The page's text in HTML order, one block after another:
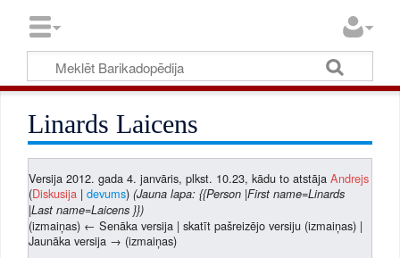
Linards Laicens
Versija 2012. gada 4. janvāris, plkst. 10.23, kādu to atstājaAndrejs
(Diskusija |devums) (Jauna lapa: {{Person |First name=Linards
|Last name=Laicens }})
(izmaiņas) ← Senāka versija | skatīt pašreizējo versiju (izmaiņas) |
Jaunāka versija → (izmaiņas)